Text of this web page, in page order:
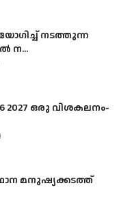
നടത്തുന്ന
ന...
2027 ഒരു വിശകലനം-
മനുഷ്യക്കടത്ത്